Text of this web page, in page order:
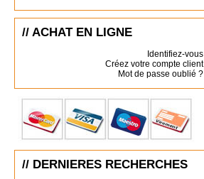
// ACHAT EN LIGNE
Identifiez-vous
Créez votre compte client
Mot de passe oublié ?
// DERNIERES RECHERCHES